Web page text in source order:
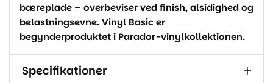
bæreplade – overbeviser ved finish, alsidighed og
belastningsevne. Vinyl Basic er
begynderproduktet i Parador-vinylkollektionen.
Specifikationer